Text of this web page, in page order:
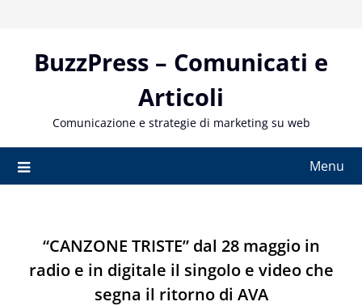
contentBuzzPress – Comunicati e
Articoli
Comunicazione e strategie di marketing su web
Menu
“CANZONE TRISTE” dal 28 maggio in
radio e in digitale il singolo e video che
segna il ritorno di AVA